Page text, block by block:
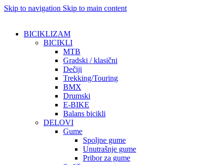
Skip to navigation Skip to main content
BICIKLIZAM
BICIKLI
MTB
Gradski / klasični
Dečiji
Trekking/Touring
BMX
Drumski
E-BIKE
Balans bicikli
DELOVI
Gume
Spoljne gume
Unutrašnje gume
Pribor za gume